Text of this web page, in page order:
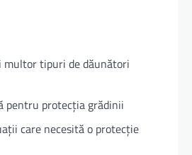
multor tipuri de dăunători
pentru protecția grădinii
care necesită o protecție